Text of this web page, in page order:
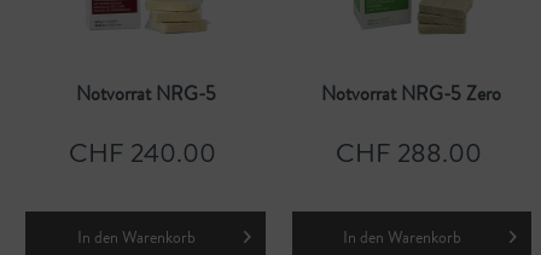
Notvorrat NRG-5
CHF 240.00
In den Warenkorb
Notvorrat NRG-5 Zero
CHF 288.00
In den Warenkorb